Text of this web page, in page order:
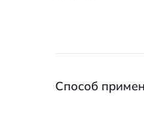
Способ